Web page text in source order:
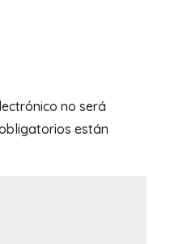
no será
están